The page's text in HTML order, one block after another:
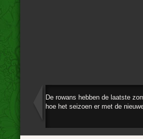
De rowans hebben de laatste
hoe het seizoen er met de